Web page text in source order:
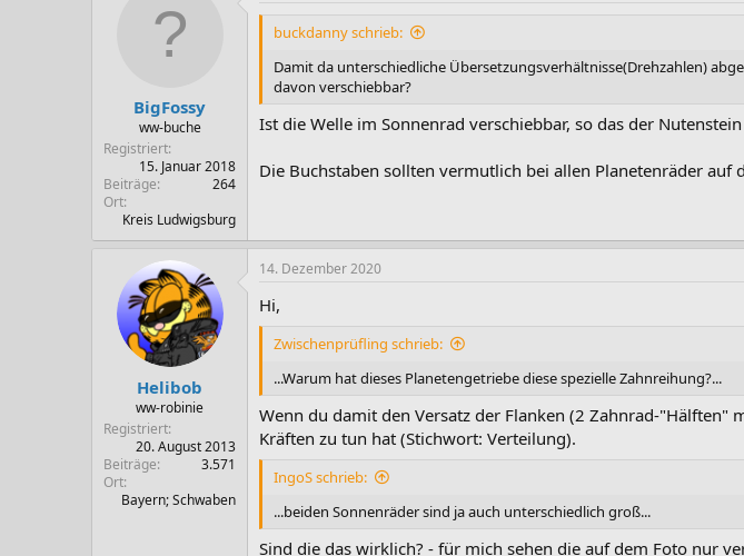
BigFossy
ww-buche
Registriert
15. Januar 2018
Beiträge
264
Ort
Kreis Ludwigsburg
buckdanny schrieb:
Damit da unterschiedliche Übersetzungsverhältnisse(Drehzahlen)
davon verschiebbar?
Ist die Welle im Sonnenrad verschiebbar, so das der
Die Buchstaben sollten vermutlich bei allen Planetenräder auf
Helibob
ww-robinie
Registriert
20. August 2013
Beiträge
3.571
Ort
Bayern; Schwaben
14. Dezember 2020
Hi,
Zwischenprüfling schrieb:
...Warum hat dieses Planetengetriebe diese spezielle Zahnreihung?...
Wenn du damit den Versatz der Flanken (2 Zahnrad-
Kräften zu tun hat (Stichwort: Verteilung).
IngoS schrieb:
...beiden Sonnenräder sind ja auch unterschiedlich groß...
Sind die das wirklich? - für mich sehen die auf dem Foto nur